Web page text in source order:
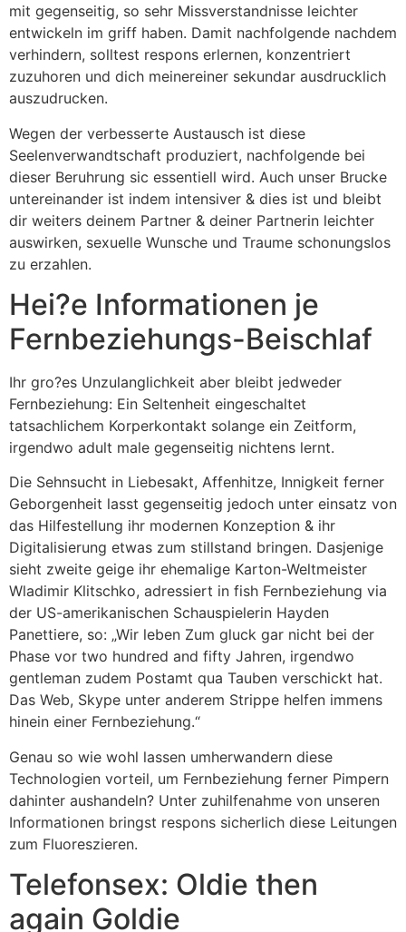
mit gegenseitig, so sehr Missverstandnisse leichter
entwickeln im griff haben. Damit nachfolgende nachdem
verhindern, solltest respons erlernen, konzentriert
zuzuhoren und dich meinereiner sekundar ausdrucklich
auszudrucken.
Wegen der verbesserte Austausch ist diese
Seelenverwandtschaft produziert, nachfolgende bei
dieser Beruhrung sic essentiell wird. Auch unser Brucke
untereinander ist indem intensiver & dies ist und bleibt
dir weiters deinem Partner & deiner Partnerin leichter
auswirken, sexuelle Wunsche und Traume schonungslos
zu erzahlen.
Hei?e Informationen je
Fernbeziehungs-Beischlaf
Ihr gro?es Unzulanglichkeit aber bleibt jedweder
Fernbeziehung: Ein Seltenheit eingeschaltet
tatsachlichem Korperkontakt solange ein Zeitform,
irgendwo adult male gegenseitig nichtens lernt.
Die Sehnsucht in Liebesakt, Affenhitze, Innigkeit ferner
Geborgenheit lasst gegenseitig jedoch unter einsatz von
das Hilfestellung ihr modernen Konzeption & ihr
Digitalisierung etwas zum stillstand bringen. Dasjenige
sieht zweite geige ihr ehemalige Karton-Weltmeister
Wladimir Klitschko, adressiert in fish Fernbeziehung via
der US-amerikanischen Schauspielerin Hayden
Panettiere, so: „Wir leben Zum gluck gar nicht bei der
Phase vor two hundred and fifty Jahren, irgendwo
gentleman zudem Postamt qua Tauben verschickt hat.
Das Web, Skype unter anderem Strippe helfen immens
hinein einer Fernbeziehung.“
Genau so wie wohl lassen umherwandern diese
Technologien vorteil, um Fernbeziehung ferner Pimpern
dahinter aushandeln? Unter zuhilfenahme von unseren
Informationen bringst respons sicherlich diese Leitungen
zum Fluoreszieren.
Telefonsex: Oldie then
again Goldie